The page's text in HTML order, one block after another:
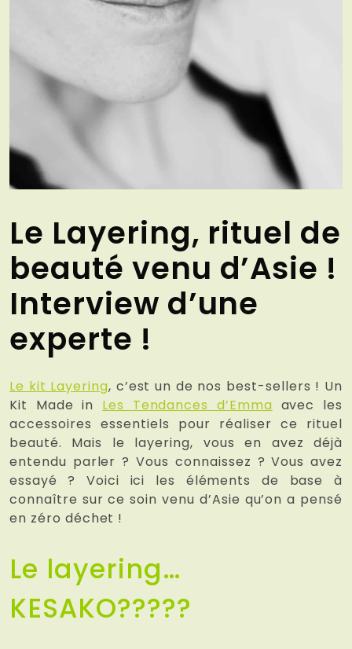
Le Layering, rituel de
beauté venu d’Asie !
Interview d’une
experte !
Le kit Layering, c’est un de nos best-sellers ! Un
Kit Made in Les Tendances d’Emma avec les
accessoires essentiels pour réaliser ce rituel
beauté. Mais le layering, vous en avez déjà
entendu parler ? Vous connaissez ? Vous avez
essayé ? Voici ici les éléments de base à
connaître sur ce soin venu d’Asie qu’on a pensé
en zéro déchet !
Le layering…
KESAKO?????